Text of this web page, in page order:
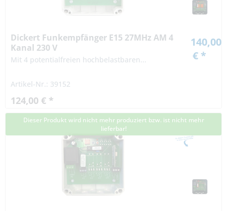
Dickert Funkempfänger E15 27MHz AM 4
Kanal 230 V
Mit 4 potentialfreien hochbelastbaren...
Artikel-Nr.: 39152
124,00 € *
140,00
€ *
Dieser Produkt wird nicht mehr produziert bzw. ist nicht mehr
lieferbar!